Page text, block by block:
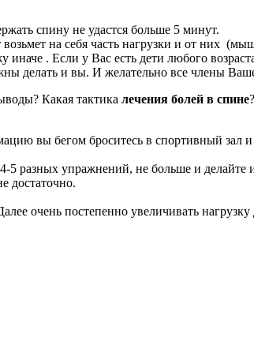
спину не удастся больше 5 минут.
на себя часть нагрузки и от них
. Если у Вас есть дети любого
делать и вы. И желательно все члены
Какая тактика лечения болей в спине
вы бегом броситесь в спортивный зал
разных упражнений, не больше и делайте
достаточно.
очень постепенно увеличивать нагрузку